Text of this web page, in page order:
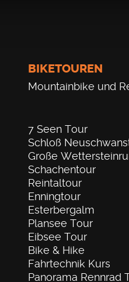
BIKETOUREN
Mountainbike und
7 Seen Tour
Schloß
Große
Schachentour
Reintaltour
Enningtour
Esterbergalm
Plansee Tour
Eibsee Tour
Bike & Hike
Fahrtechnik Kurs
Panorama Rennrad